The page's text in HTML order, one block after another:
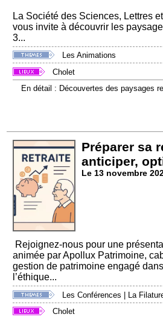
La Société des Sciences, Lettres
vous invite à découvrir les
3...
Les Animations
Cholet
En détail : Découvertes des paysages
Préparer sa
anticiper,
Le 13 novembre
Rejoignez-nous pour une
animée par Apollux Patrimoine,
gestion de patrimoine engagé
l’éthique...
Les Conférences
La
Cholet